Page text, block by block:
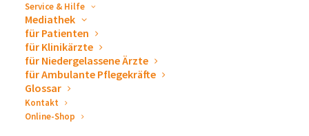
Service & Hilfe
Mediathek
für Patienten
für Klinikärzte
für Niedergelassene Ärzte
für Ambulante Pflegekräfte
Glossar
Kontakt
Online-Shop
YouTube
LinkedIn